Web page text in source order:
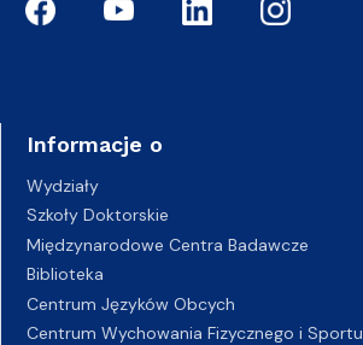
Informacje o
Wydziały
Szkoły Doktorskie
Międzynarodowe Centra Badawcze
Biblioteka
Centrum Języków Obcych
Centrum Wychowania Fizycznego i Sportu